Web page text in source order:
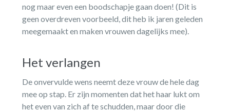
nog maar even een boodschapje gaan doen! (Dit is
geen overdreven voorbeeld, dit heb ik jaren geleden
meegemaakt en maken vrouwen dagelijks mee).
Het verlangen
De onvervulde wens neemt deze vrouw de hele dag
mee op stap. Er zijn momenten dat het haar lukt om
het even van zich af te schudden, maar door die